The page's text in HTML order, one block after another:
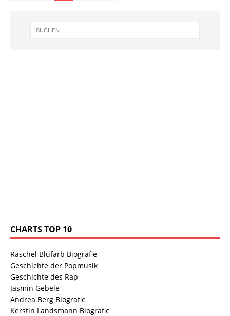
CHARTS TOP 10
Raschel Blufarb Biografie
Geschichte der Popmusik
Geschichte des Rap
Jasmin Gebele
Andrea Berg Biografie
Kerstin Landsmann Biografie